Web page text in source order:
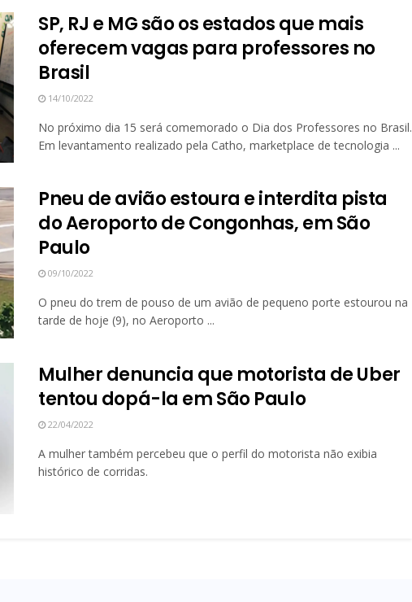
SP, RJ e MG são os estados que mais
oferecem vagas para professores no
Brasil
14/10/2022
No próximo dia 15 será comemorado o Dia dos Professores no Brasil.
Em levantamento realizado pela Catho, marketplace de tecnologia ...
Pneu de avião estoura e interdita pista
do Aeroporto de Congonhas, em São
Paulo
09/10/2022
O pneu do trem de pouso de um avião de pequeno porte estourou na
tarde de hoje (9), no Aeroporto ...
Mulher denuncia que motorista de Uber
tentou dopá-la em São Paulo
22/04/2022
A mulher também percebeu que o perfil do motorista não exibia
histórico de corridas.